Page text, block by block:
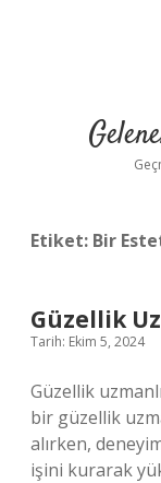
Etiket: Bir
Güzellik
Tarih: Ekim 5, 2024
Güzellik
bir güzellik
alırken,
işini kurarak